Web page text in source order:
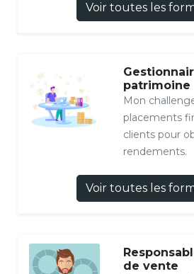
Voir toutes les
patrimoine
Mon
placements
clients pour
rendements.
Voir toutes les
de vente